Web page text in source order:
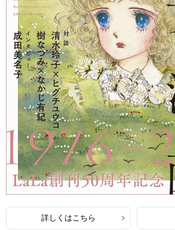
詳しくはこちら